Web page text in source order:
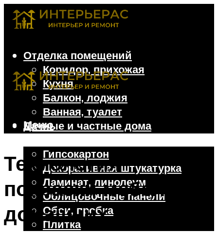
Отделка помещений
Коридор, прихожая
Кухня
Балкон, лоджия
Ванная, туалет
Дачные и частные дома
Гипсокартон
Декоративная штукатурка
Ламинат, линолеум
Облицовочные панели
Обои, пробка
Плитка
Меню
Технология
покраски мебели в
домашних условиях